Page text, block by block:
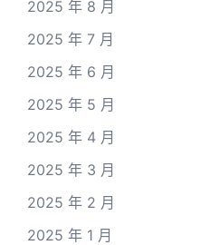
2025 年 8 月
2025 年 7 月
2025 年 6 月
2025 年 5 月
2025 年 4 月
2025 年 3 月
2025 年 2 月
2025 年 1 月